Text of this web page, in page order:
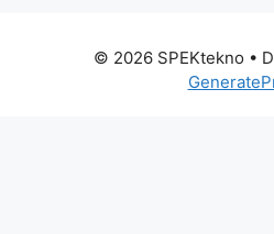
© 2026 SPEKtekno •